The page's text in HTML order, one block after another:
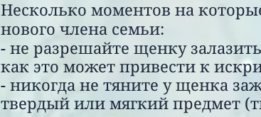
Несколько моментов на
нового члена семьи:
- не разрешайте щенку
как это может привести к
- никогда не тяните у щенка
твердый или мягкий предмет